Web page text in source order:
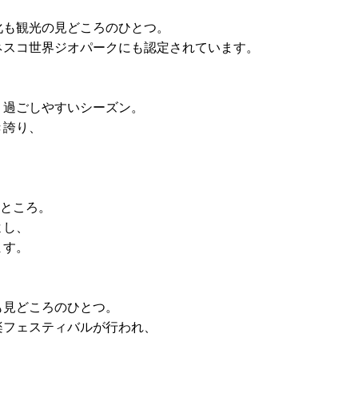
観光の見どころのひとつ。
コ世界ジオパークにも認定されています。
ごしやすいシーズン。
り、
ころ。
、
。
どころのひとつ。
ェスティバルが行われ、